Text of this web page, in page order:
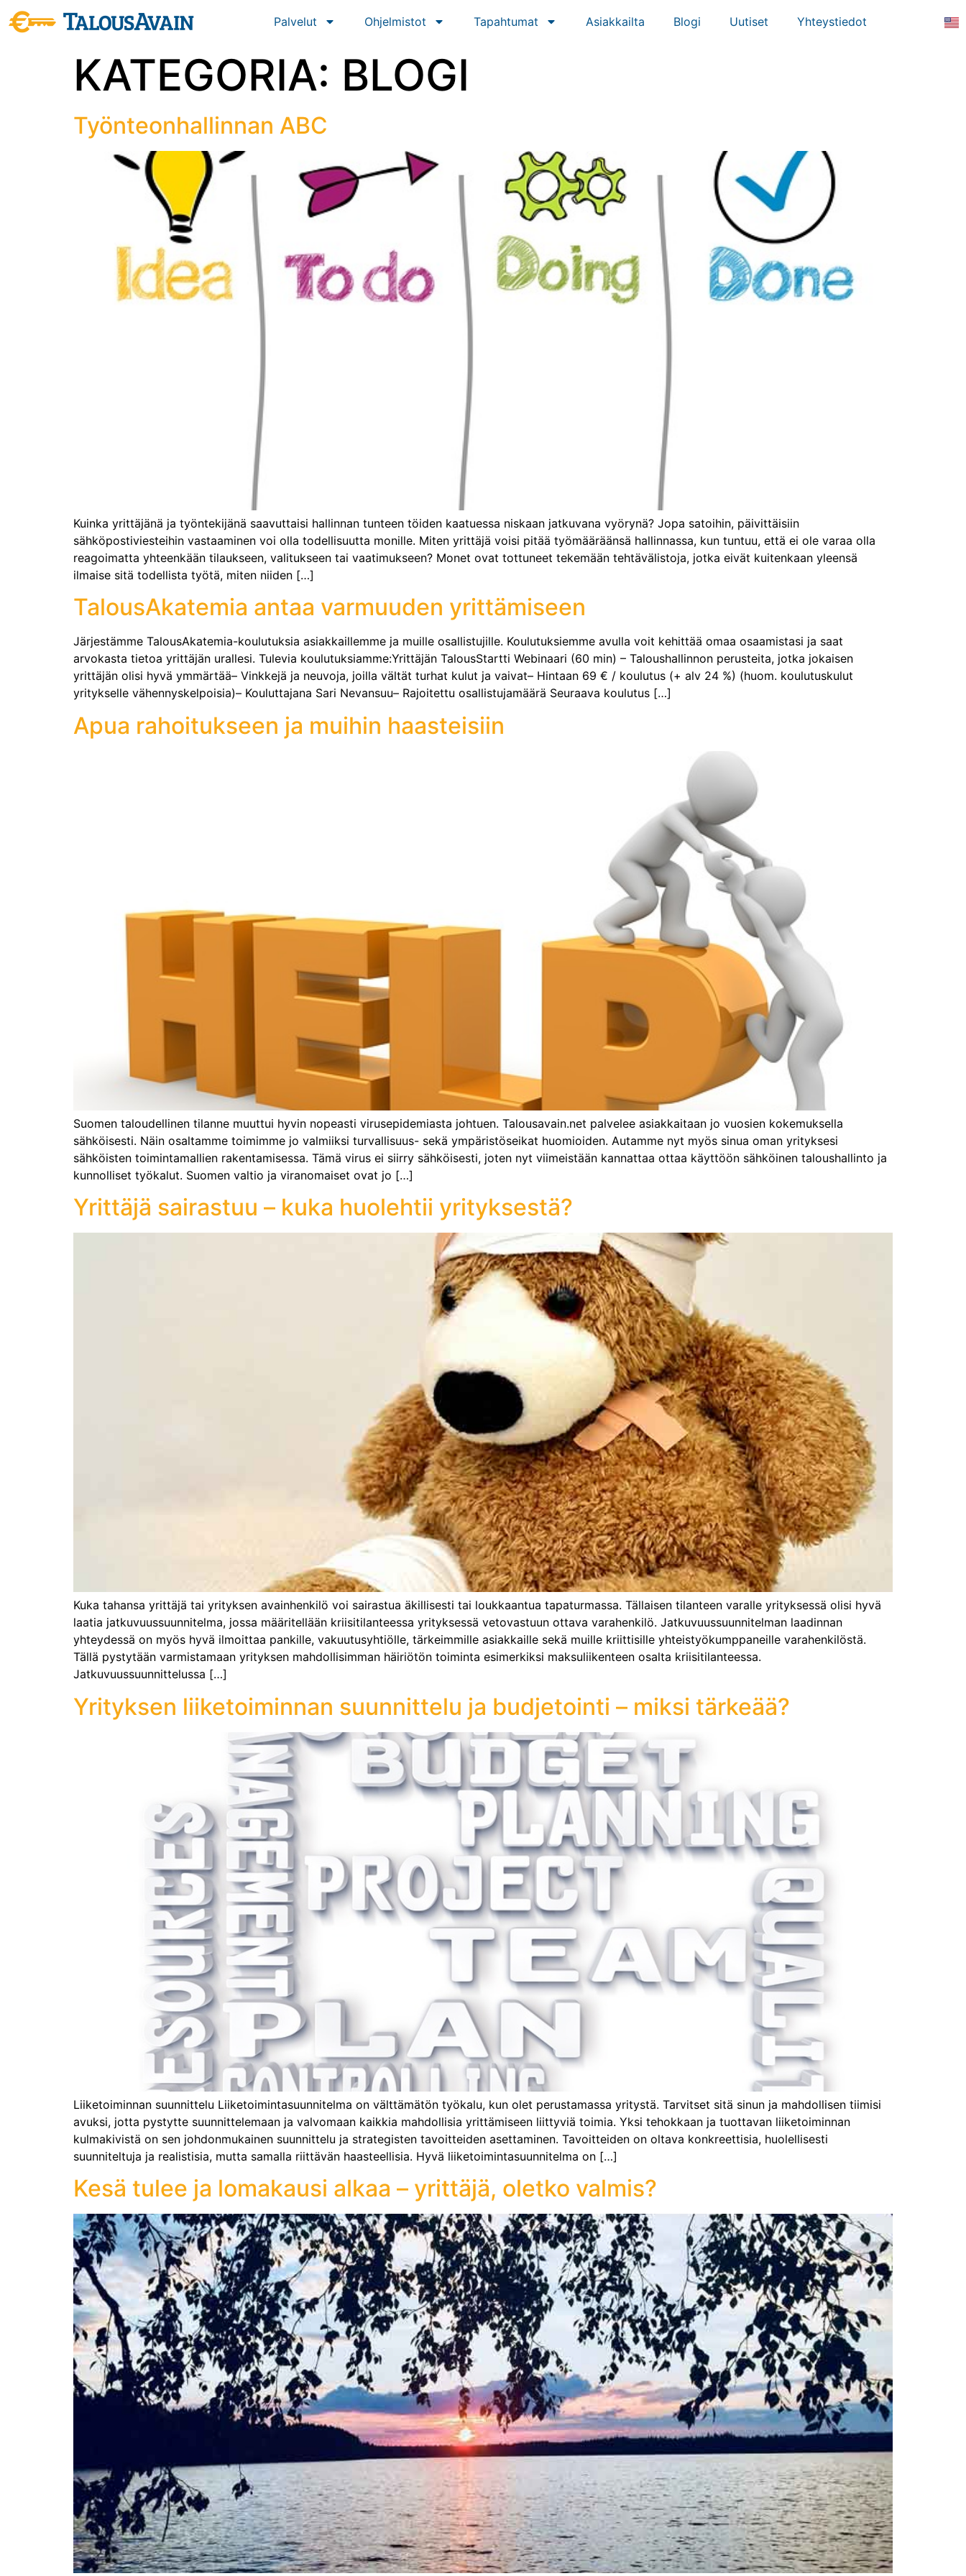
Palvelut Ohjelmistot Tapahtumat Asiakkailta Blogi Uutiset Yhteystiedot
KATEGORIA: BLOGI
Työnteonhallinnan ABC
Kuinka yrittäjänä ja työntekijänä saavuttaisi hallinnan tunteen töiden kaatuessa niskaan jatkuvana vyörynä? Jopa satoihin, päivittäisiin
sähköpostiviesteihin vastaaminen voi olla todellisuutta monille. Miten yrittäjä voisi pitää työmääräänsä hallinnassa, kun tuntuu, että ei ole varaa olla
reagoimatta yhteenkään tilaukseen, valitukseen tai vaatimukseen? Monet ovat tottuneet tekemään tehtävälistoja, jotka eivät kuitenkaan yleensä
ilmaise sitä todellista työtä, miten niiden […]
TalousAkatemia antaa varmuuden yrittämiseen
Järjestämme TalousAkatemia-koulutuksia asiakkaillemme ja muille osallistujille. Koulutuksiemme avulla voit kehittää omaa osaamistasi ja saat
arvokasta tietoa yrittäjän urallesi. Tulevia koulutuksiamme:Yrittäjän TalousStartti Webinaari (60 min) – Taloushallinnon perusteita, jotka jokaisen
yrittäjän olisi hyvä ymmärtää– Vinkkejä ja neuvoja, joilla vältät turhat kulut ja vaivat– Hintaan 69 € / koulutus (+ alv 24 %) (huom. koulutuskulut
yritykselle vähennyskelpoisia)– Kouluttajana Sari Nevansuu– Rajoitettu osallistujamäärä Seuraava koulutus […]
Apua rahoitukseen ja muihin haasteisiin
Suomen taloudellinen tilanne muuttui hyvin nopeasti virusepidemiasta johtuen. Talousavain.net palvelee asiakkaitaan jo vuosien kokemuksella
sähköisesti. Näin osaltamme toimimme jo valmiiksi turvallisuus- sekä ympäristöseikat huomioiden. Autamme nyt myös sinua oman yrityksesi
sähköisten toimintamallien rakentamisessa. Tämä virus ei siirry sähköisesti, joten nyt viimeistään kannattaa ottaa käyttöön sähköinen taloushallinto ja
kunnolliset työkalut. Suomen valtio ja viranomaiset ovat jo […]
Yrittäjä sairastuu – kuka huolehtii yrityksestä?
Kuka tahansa yrittäjä tai yrityksen avainhenkilö voi sairastua äkillisesti tai loukkaantua tapaturmassa. Tällaisen tilanteen varalle yrityksessä olisi hyvä
laatia jatkuvuussuunnitelma, jossa määritellään kriisitilanteessa yrityksessä vetovastuun ottava varahenkilö. Jatkuvuussuunnitelman laadinnan
yhteydessä on myös hyvä ilmoittaa pankille, vakuutusyhtiölle, tärkeimmille asiakkaille sekä muille kriittisille yhteistyökumppaneille varahenkilöstä.
Tällä pystytään varmistamaan yrityksen mahdollisimman häiriötön toiminta esimerkiksi maksuliikenteen osalta kriisitilanteessa.
Jatkuvuussuunnittelussa […]
Yrityksen liiketoiminnan suunnittelu ja budjetointi – miksi tärkeää?
Liiketoiminnan suunnittelu Liiketoimintasuunnitelma on välttämätön työkalu, kun olet perustamassa yritystä. Tarvitset sitä sinun ja mahdollisen tiimisi
avuksi, jotta pystytte suunnittelemaan ja valvomaan kaikkia mahdollisia yrittämiseen liittyviä toimia. Yksi tehokkaan ja tuottavan liiketoiminnan
kulmakivistä on sen johdonmukainen suunnittelu ja strategisten tavoitteiden asettaminen. Tavoitteiden on oltava konkreettisia, huolellisesti
suunniteltuja ja realistisia, mutta samalla riittävän haasteellisia. Hyvä liiketoimintasuunnitelma on […]
Kesä tulee ja lomakausi alkaa – yrittäjä, oletko valmis?